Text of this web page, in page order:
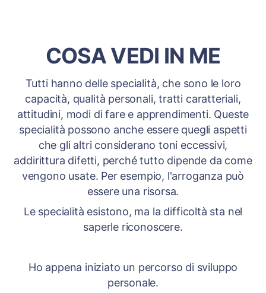
COSA VEDI IN ME
Tutti hanno delle specialità, che sono le loro
capacità, qualità personali, tratti caratteriali,
attitudini, modi di fare e apprendimenti. Queste
specialità possono anche essere quegli aspetti
che gli altri considerano toni eccessivi,
addirittura difetti, perché tutto dipende da come
vengono usate. Per esempio, l'arroganza può
essere una risorsa.
Le specialità esistono, ma la difficoltà sta nel
saperle riconoscere.
Ho appena iniziato un percorso di sviluppo
personale.